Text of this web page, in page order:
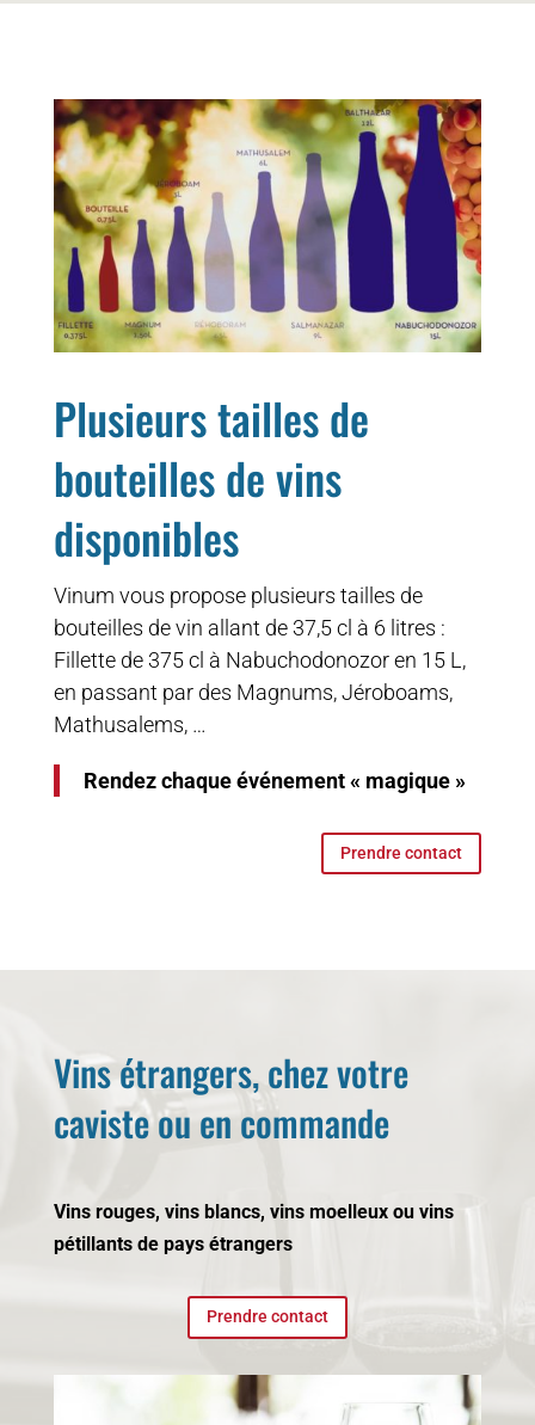
Plusieurs tailles de
bouteilles de vins
disponibles
Vinum vous propose plusieurs tailles de
bouteilles de vin allant de 37,5 cl à 6 litres :
Fillette de 375 cl à Nabuchodonozor en 15 L,
en passant par des Magnums, Jéroboams,
Mathusalems, …
Rendez chaque événement « magique »
Prendre contact
Vins étrangers, chez votre
caviste ou en commande
Vins rouges, vins blancs, vins moelleux ou vins
pétillants de pays étrangers
Prendre contact